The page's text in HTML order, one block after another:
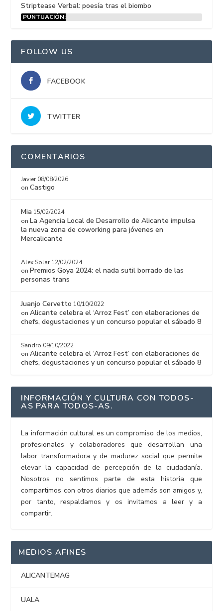
Striptease Verbal: poesía tras el biombo
PUNTUACIÓN:
FOLLOW US
FACEBOOK
TWITTER
COMENTARIOS
Javier 08/08/2026
onCastigo
Mia 15/02/2024
onLa Agencia Local de Desarrollo de Alicante impulsa
la nueva zona de coworking para jóvenes en
Mercalicante
Alex Solar 12/02/2024
onPremios Goya 2024: el nada sutil borrado de las
personas trans
Juanjo Cervetto 10/10/2022
onAlicante celebra el ‘Arroz Fest’ con elaboraciones de
chefs, degustaciones y un concurso popular el sábado 8
Sandro 09/10/2022
onAlicante celebra el ‘Arroz Fest’ con elaboraciones de
chefs, degustaciones y un concurso popular el sábado 8
INFORMACIÓN Y CULTURA CON TODOS-
AS PARA TODOS-AS.
La información cultural es un compromiso de los medios,
profesionales y colaboradores que desarrollan una
labor transformadora y de madurez social que permite
elevar la capacidad de percepción de la ciudadanía.
Nosotros no sentimos parte de esta historia que
compartimos con otros diarios que además son amigos y,
por tanto, respaldamos y os invitamos a leer y a
compartir.
MEDIOS AFINES
ALICANTEMAG
UALA